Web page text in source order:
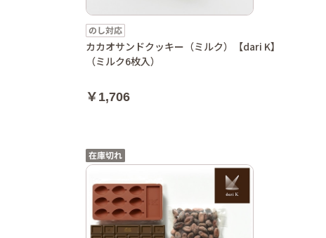
カカオサンドクッキー（ミルク）【dari K】
（ミルク6枚入）
￥1,706